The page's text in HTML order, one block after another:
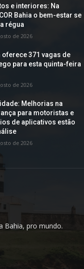
e interiores: Na
Bahia o bem-estar se
régua
de 2026
oferece 371 vagas de
para esta quinta-feira
de 2026
Melhorias na
para motoristas e
de aplicativos estão
de 2026
Bahia, pro mundo.